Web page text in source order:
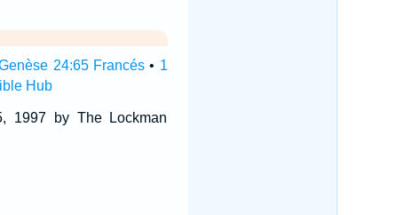
24:65 Francés• 1
Hub
1997 by The Lockman